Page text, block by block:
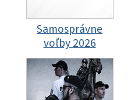
Samosprávne
voľby 2026